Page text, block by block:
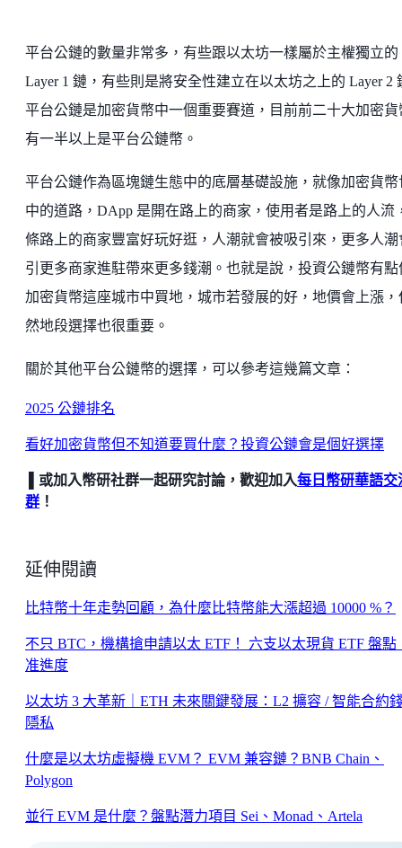
平台公鏈的數量非常多，有些跟以太坊一樣屬於主權獨立的
Layer 1 鏈，有些則是將安全性建立在以太坊之上的 Layer 2
平台公鏈是加密貨幣中一個重要賽道，目前前二十大加密貨
有一半以上是平台公鏈幣。
平台公鏈作為區塊鏈生態中的底層基礎設施，就像加密貨幣
中的道路，DApp 是開在路上的商家，使用者是路上的人流
條路上的商家豐富好玩好逛，人潮就會被吸引來，更多人潮
引更多商家進駐帶來更多錢潮。也就是說，投資公鏈幣有點
加密貨幣這座城市中買地，城市若發展的好，地價會上漲，
然地段選擇也很重要。
關於其他平台公鏈幣的選擇，可以參考這幾篇文章：
2025 公鏈排名
看好加密貨幣但不知道要買什麼？投資公鏈會是個好選擇
▌或加入幣研社群一起研究討論，歡迎加入每日幣研華語交
群 ！
延伸閱讀
比特幣十年走勢回顧，為什麼比特幣能大漲超過 10000 %？
不只 BTC，機構搶申請以太 ETF！ 六支以太現貨 ETF 盤點
准進度
以太坊 3 大革新｜ETH 未來關鍵發展：L2 擴容 / 智能合約
隱私
什麼是以太坊虛擬機 EVM？ EVM 兼容鏈？BNB Chain、
Polygon
並行 EVM 是什麼？盤點潛力項目 Sei、Monad、Artela